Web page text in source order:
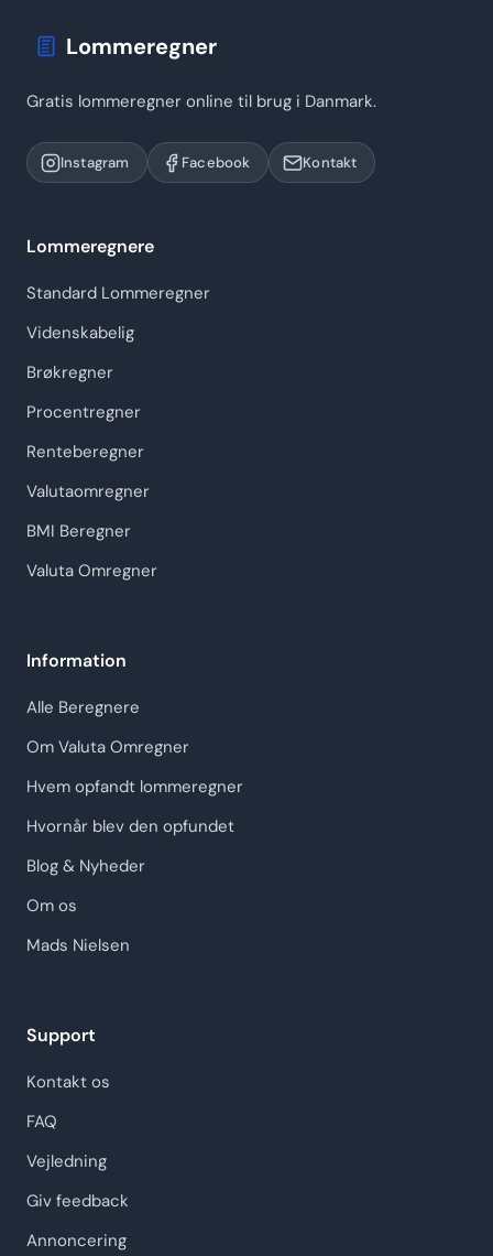
Lommeregner
Gratis lommeregner online til brug i Danmark.
Instagram Facebook Kontakt
Lommeregnere
Standard Lommeregner
Videnskabelig
Brøkregner
Procentregner
Renteberegner
Valutaomregner
BMI Beregner
Valuta Omregner
Information
Alle Beregnere
Om Valuta Omregner
Hvem opfandt lommeregner
Hvornår blev den opfundet
Blog & Nyheder
Om os
Mads Nielsen
Support
Kontakt os
FAQ
Vejledning
Giv feedback
Annoncering